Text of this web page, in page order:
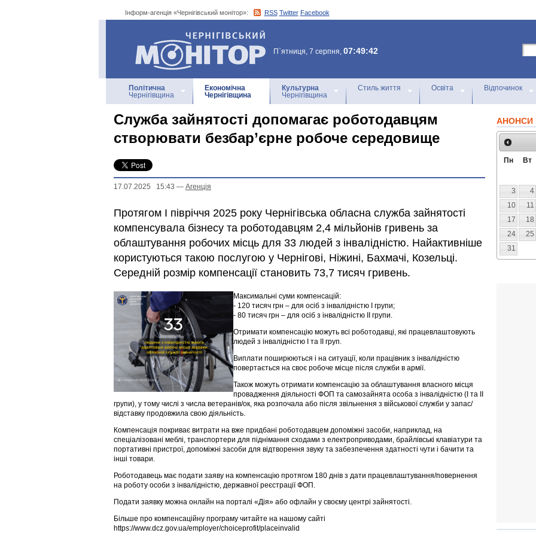
Інформ-агенція «Чернігівський монітор»: RSS Twitter Facebook
Інформ-агенція
«Чернігівський монітор»
П`ятниця, 7 серпня, 07:49:42
Політична
Чернігівщина
Економічна
Чернігівщина
Культурна
Чернігівщина
Стиль життя Освіта Відпочинок
Служба зайнятості допомагає роботодавцям
створювати безбар’єрне робоче середовище
17.07.2025 15:43 — Агенцiя
Протягом І півріччя 2025 року Чернігівська обласна служба зайнятості
компенсувала бізнесу та роботодавцям 2,4 мільйонів гривень за
облаштування робочих місць для 33 людей з інвалідністю. Найактивніше
користуються такою послугою у Чернігові, Ніжині, Бахмачі, Козельці.
Середній розмір компенсації становить 73,7 тисяч гривень.
Максимальні суми компенсацій:
- 120 тисяч грн – для осіб з інвалідністю І групи;
- 80 тисяч грн – для осіб з інвалідністю ІІ групи.
Отримати компенсацію можуть всі роботодавці, які працевлаштовують
людей з інвалідністю І та ІІ груп.
Виплати поширюються і на ситуації, коли працівник з інвалідністю
повертається на своє робоче місце після служби в армії.
Також можуть отримати компенсацію за облаштування власного місця
провадження діяльності ФОП та самозайнята особа з інвалідністю (І та ІІ
групи), у тому числі з числа ветеранів/ок, яка розпочала або після звільнення з військової служби у запас/
відставку продовжила свою діяльність.
Компенсація покриває витрати на вже придбані роботодавцем допоміжні засоби, наприклад, на
спеціалізовані меблі, транспортери для піднімання сходами з електроприводами, брайлівські клавіатури та
портативні пристрої, допоміжні засоби для відтворення звуку та забезпечення здатності чути і бачити та
інші товари.
Роботодавець має подати заяву на компенсацію протягом 180 днів з дати працевлаштування/повернення
на роботу особи з інвалідністю, державної реєстрації ФОП.
Подати заявку можна онлайн на порталі «Дія» або офлайн у своєму центрі зайнятості.
Більше про компенсаційну програму читайте на нашому сайті
https://www.dcz.gov.ua/employer/choiceprofit/placeinvalid
АНОНСИ
Пн Вт
3
4
10
11
17
18
24
25
31